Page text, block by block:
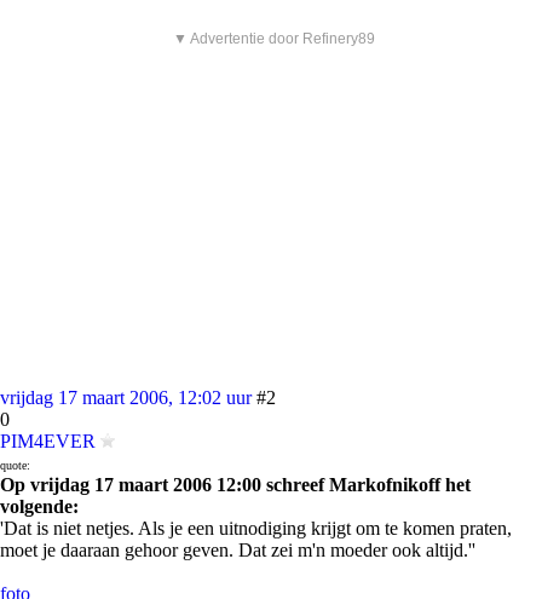
▼ Advertentie door Refinery89
vrijdag 17 maart 2006, 12:02 uur #2
0
PIM4EVER
quote:
Op vrijdag 17 maart 2006 12:00 schreef Markofnikoff het
volgende:
'Dat is niet netjes. Als je een uitnodiging krijgt om te komen praten,
moet je daaraan gehoor geven. Dat zei m'n moeder ook altijd.''
foto